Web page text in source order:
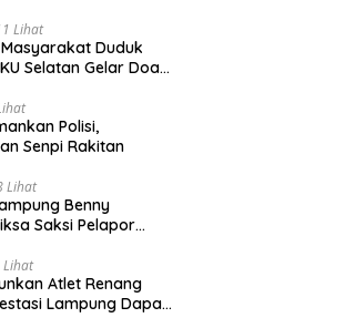
Lihat
Duduk
Selatan Gelar Doa
Polisi,
Senpi Rakitan
Lihat
Benny
Saksi Pelapor
Lihat
Atlet Renang
Lampung Dapat